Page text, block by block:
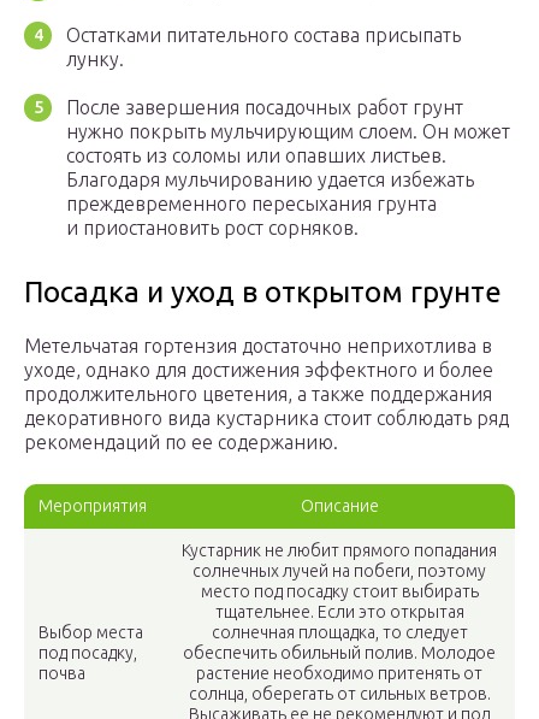
Остатками питательного состава присыпать
лунку.
После завершения посадочных работ грунт
нужно покрыть мульчирующим слоем. Он может
состоять из соломы или опавших листьев.
Благодаря мульчированию удается избежать
преждевременного пересыхания грунта
и приостановить рост сорняков.
Посадка и уход в открытом грунте
Метельчатая гортензия достаточно неприхотлива в
уходе, однако для достижения эффектного и более
продолжительного цветения, а также поддержания
декоративного вида кустарника стоит соблюдать ряд
рекомендаций по ее содержанию.
Мероприятия Описание
Выбор места
под посадку,
почва
Кустарник не любит прямого попадания
солнечных лучей на побеги, поэтому
место под посадку стоит выбирать
тщательнее. Если это открытая
солнечная площадка, то следует
обеспечить обильный полив. Молодое
растение необходимо притенять от
солнца, оберегать от сильных ветров.
Высаживать ее не рекомендуют и под